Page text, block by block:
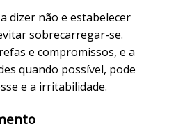
dizer não e estabelecer
sobrecarregar-se.
e compromissos, e a
quando possível, pode
e a irritabilidade.